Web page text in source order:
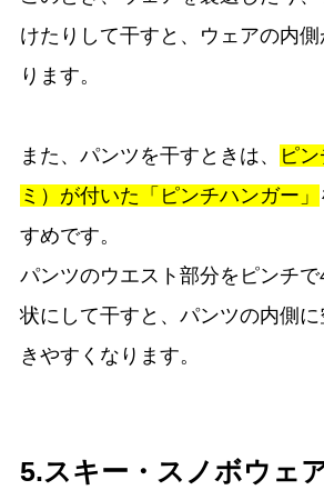
けたりして干すと、ウェアの内
ります。
また、パンツを干すときは、
ピ
ミ）が付いた「ピンチハンガー」
すめです。
パンツのウエスト部分をピンチ
状にして干すと、パンツの内側
きやすくなります。
5.スキー・スノボウェ